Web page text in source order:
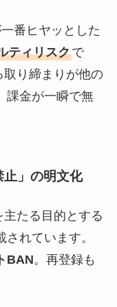
番ヒヤッとした
ティリスクで
り締まりが他の
課金が一瞬で無
」の明文化
たる目的とする
れています。
BAN。再登録も